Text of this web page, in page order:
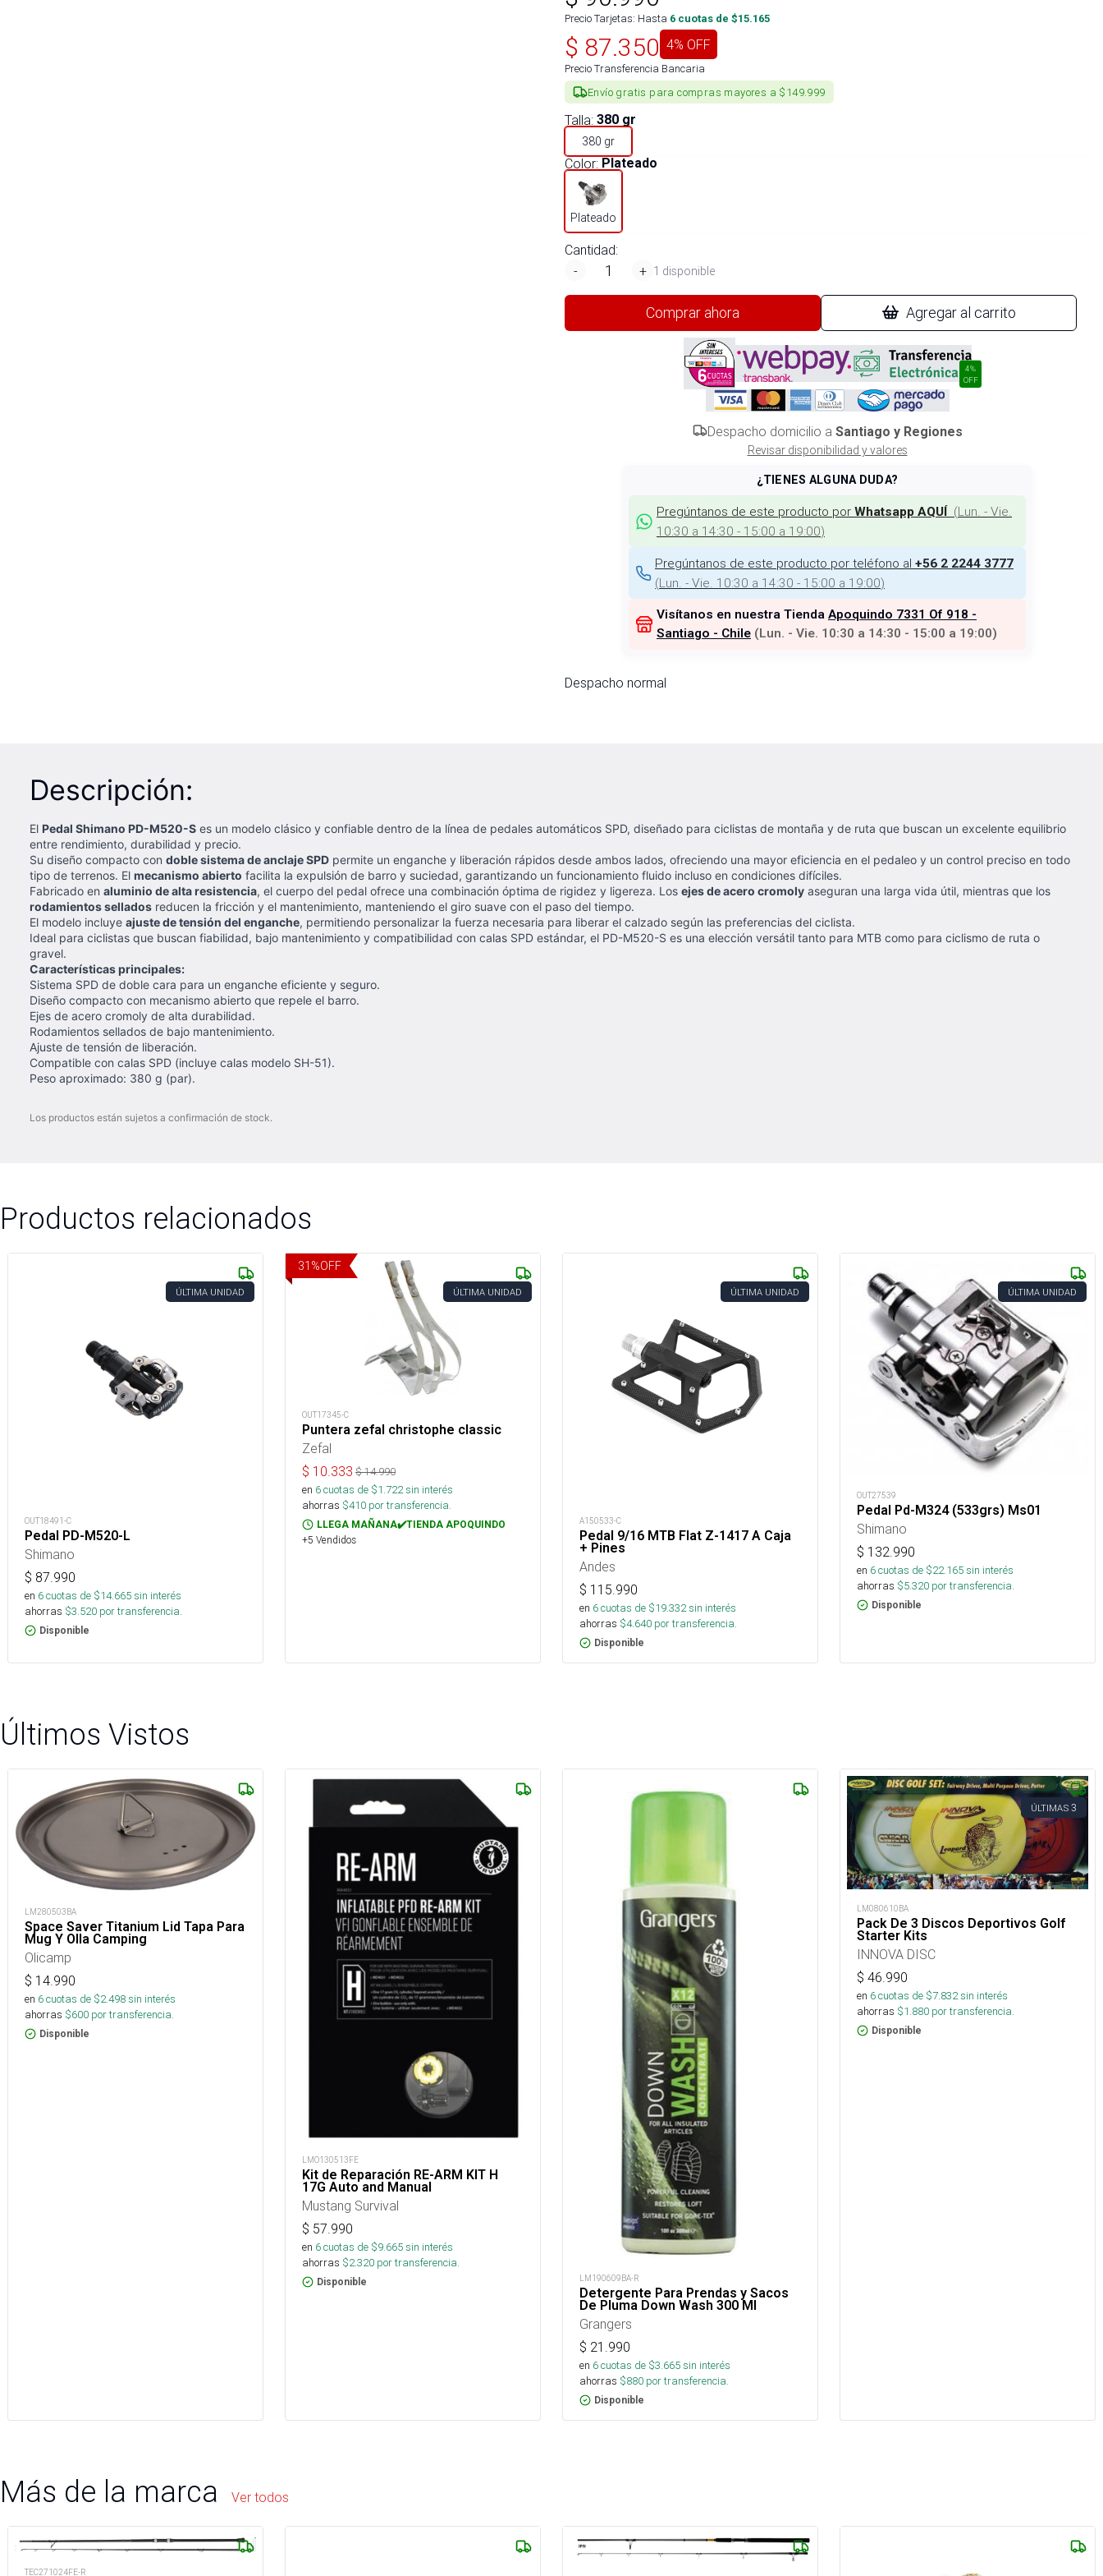
Precio Tarjetas: Hasta 6 cuotas de $15.165
$ 87.350 4% OFF
Precio Transferencia Bancaria
Envío gratis para compras mayores a $149.999
Talla: 380 gr
380 gr
Color: Plateado
Plateado
Cantidad:
-
+ 1 disponible
Comprar ahora Agregar al carrito
4%
OFF
Despacho domicilio a Santiago y Regiones
Revisar disponibilidad y valores
¿TIENES ALGUNA DUDA?
Pregúntanos de este producto por Whatsapp AQUÍ (Lun. - Vie.
10:30 a 14:30 - 15:00 a 19:00)
Pregúntanos de este producto por teléfono al +56 2 2244 3777
(Lun. - Vie. 10:30 a 14:30 - 15:00 a 19:00)
Visítanos en nuestra Tienda Apoquindo 7331 Of 918 -
Santiago - Chile (Lun. - Vie. 10:30 a 14:30 - 15:00 a 19:00)
Despacho normal
Descripción:
El Pedal Shimano PD-M520-S es un modelo clásico y confiable dentro de la línea de pedales automáticos SPD, diseñado para ciclistas de montaña y de ruta que buscan un excelente equilibrio
entre rendimiento, durabilidad y precio.
Su diseño compacto con doble sistema de anclaje SPD permite un enganche y liberación rápidos desde ambos lados, ofreciendo una mayor eficiencia en el pedaleo y un control preciso en todo
tipo de terrenos. El mecanismo abierto facilita la expulsión de barro y suciedad, garantizando un funcionamiento fluido incluso en condiciones difíciles.
Fabricado en aluminio de alta resistencia, el cuerpo del pedal ofrece una combinación óptima de rigidez y ligereza. Los ejes de acero cromoly aseguran una larga vida útil, mientras que los
rodamientos sellados reducen la fricción y el mantenimiento, manteniendo el giro suave con el paso del tiempo.
El modelo incluye ajuste de tensión del enganche, permitiendo personalizar la fuerza necesaria para liberar el calzado según las preferencias del ciclista.
Ideal para ciclistas que buscan fiabilidad, bajo mantenimiento y compatibilidad con calas SPD estándar, el PD-M520-S es una elección versátil tanto para MTB como para ciclismo de ruta o
gravel.
Características principales:
Sistema SPD de doble cara para un enganche eficiente y seguro.
Diseño compacto con mecanismo abierto que repele el barro.
Ejes de acero cromoly de alta durabilidad.
Rodamientos sellados de bajo mantenimiento.
Ajuste de tensión de liberación.
Compatible con calas SPD (incluye calas modelo SH-51).
Peso aproximado: 380 g (par).
Los productos están sujetos a confirmación de stock.
Productos relacionados
ÚLTIMA UNIDAD
OUT18491-C
Pedal PD-M520-L
Shimano
$ 87.990
en 6cuotas de $14.665sin interés
ahorras $3.520 por transferencia.
Disponible
31 %OFF
ÚLTIMA UNIDAD
OUT17345-C
Puntera zefal christophe classic
Zefal
$ 10.333 $14.990
en 6cuotas de $1.722sin interés
ahorras $410 por transferencia.
LLEGA MAÑANA✔️TIENDA APOQUINDO
+5 Vendidos
ÚLTIMA UNIDAD
A150533-C
Pedal 9/16 MTB Flat Z-1417 A Caja
+ Pines
Andes
$ 115.990
en 6cuotas de $19.332sin interés
ahorras $4.640 por transferencia.
Disponible
ÚLTIMA UNIDAD
OUT27539
Pedal Pd-M324 (533grs) Ms01
Shimano
$ 132.990
en 6cuotas de $22.165sin interés
ahorras $5.320 por transferencia.
Disponible
Últimos Vistos
LM280503BA
Space Saver Titanium Lid Tapa Para
Mug Y Olla Camping
Olicamp
$ 14.990
en 6cuotas de $2.498sin interés
ahorras $600 por transferencia.
Disponible
LMO130513FE
Kit de Reparación RE-ARM KIT H
17G Auto and Manual
Mustang Survival
$ 57.990
en 6cuotas de $9.665sin interés
ahorras $2.320 por transferencia.
Disponible LM190609BA-R
Detergente Para Prendas y Sacos
De Pluma Down Wash 300 Ml
Grangers
$ 21.990
en 6cuotas de $3.665sin interés
ahorras $880 por transferencia.
Disponible
ÚLTIMAS 3
LM080610BA
Pack De 3 Discos Deportivos Golf
Starter Kits
INNOVA DISC
$ 46.990
en 6cuotas de $7.832sin interés
ahorras $1.880 por transferencia.
Disponible
Más de la marca Ver todos
TEC271024FE-R